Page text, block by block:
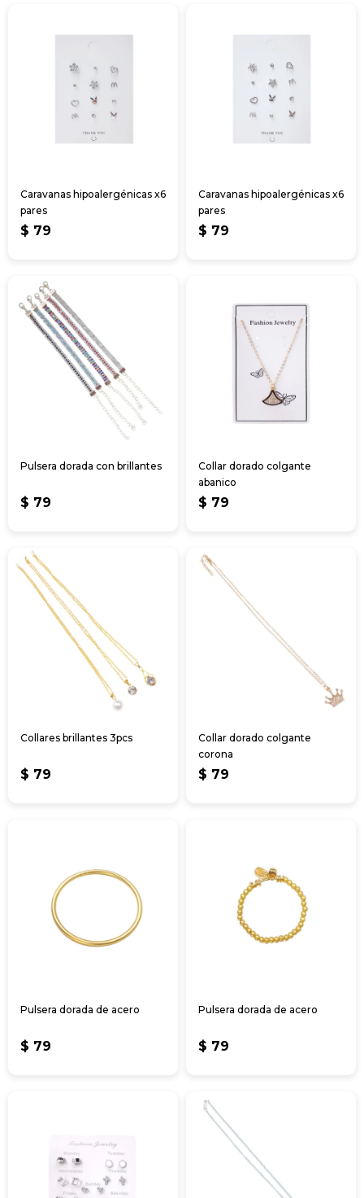
Caravanas hipoalergénicas x6
pares
$ 79
Caravanas hipoalergénicas x6
pares
$ 79
Pulsera dorada con brillantes
$ 79
Collar dorado colgante
abanico
$ 79
Collares brillantes 3pcs
$ 79
Collar dorado colgante
corona
$ 79
Pulsera dorada de acero
$ 79
Pulsera dorada de acero
$ 79